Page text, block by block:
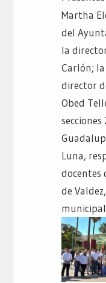
Martha
del
la
Carlón;
director
Obed
secciones
Luna,
docentes
de